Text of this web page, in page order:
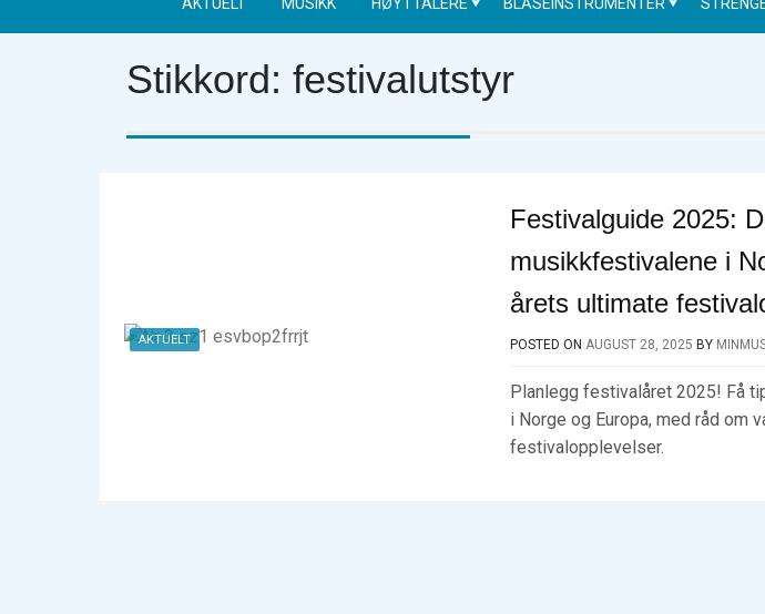
Stikkord: festivalutstyr
AKTUELT
Festivalguide 2025:
musikkfestivalene i
årets ultimate
POSTED ON AUGUST 28, 2025 BY
Planlegg festivalåret 2025! Få
i Norge og Europa, med råd om
festivalopplevelser.